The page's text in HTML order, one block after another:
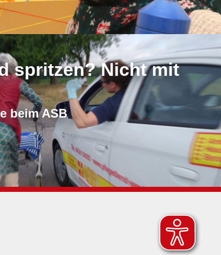
spritzen? Nicht mit
beim ASB